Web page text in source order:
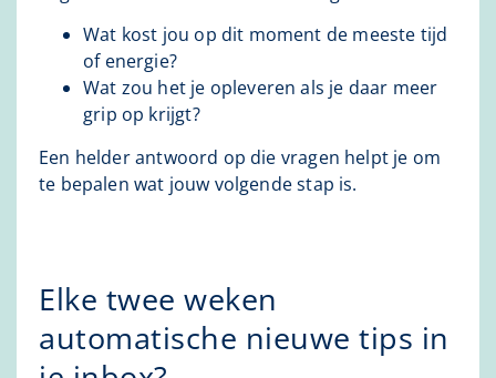
Wat kost jou op dit moment de meeste tijd
of energie?
Wat zou het je opleveren als je daar meer
grip op krijgt?
Een helder antwoord op die vragen helpt je om
te bepalen wat jouw volgende stap is.
Elke twee weken
automatische nieuwe tips in